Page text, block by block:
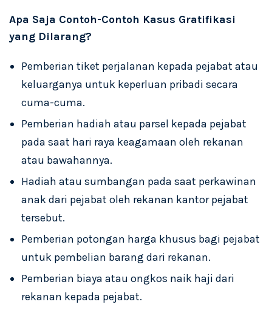
Apa Saja Contoh-Contoh Kasus Gratifikasi
yang Dilarang?
Pemberian tiket perjalanan kepada pejabat atau
keluarganya untuk keperluan pribadi secara
cuma-cuma.
Pemberian hadiah atau parsel kepada pejabat
pada saat hari raya keagamaan oleh rekanan
atau bawahannya.
Hadiah atau sumbangan pada saat perkawinan
anak dari pejabat oleh rekanan kantor pejabat
tersebut.
Pemberian potongan harga khusus bagi pejabat
untuk pembelian barang dari rekanan.
Pemberian biaya atau ongkos naik haji dari
rekanan kepada pejabat.